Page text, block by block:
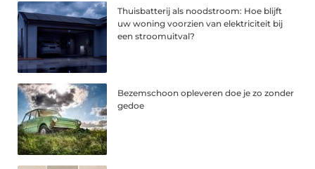
Thuisbatterij als noodstroom: Hoe blijft
uw woning voorzien van elektriciteit bij
een stroomuitval?
Bezemschoon opleveren doe je zo zonder
gedoe